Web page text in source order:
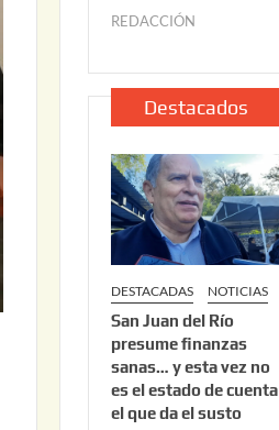
2
6
REDACCIÓN
l
i
o
2
2
,
2
0
2
6
Destacados
DESTACADAS NOTICIAS
San Juan del Río
presume finanzas
sanas… y esta vez no
es el estado de cuenta
el que da el susto